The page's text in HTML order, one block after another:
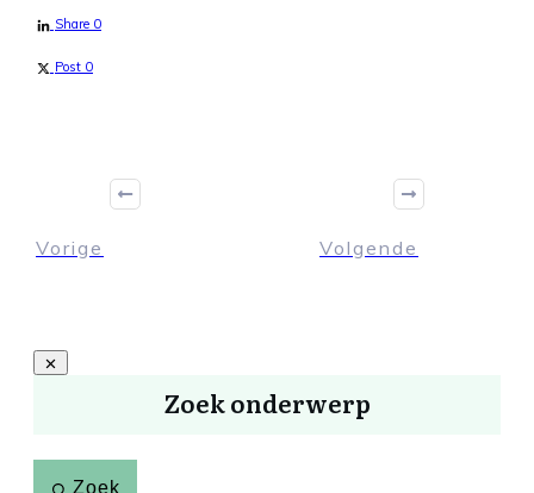
Share 0
Post 0
Vorige Volgende
Zoek onderwerp
Zoek